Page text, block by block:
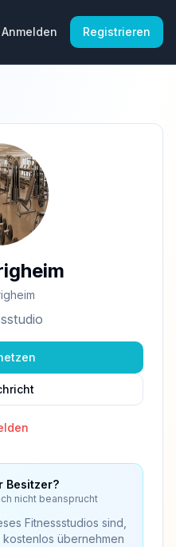
Anmelden Registrieren
Besitzer?
nicht beansprucht
Fitnessstudios sind,
übernehmen